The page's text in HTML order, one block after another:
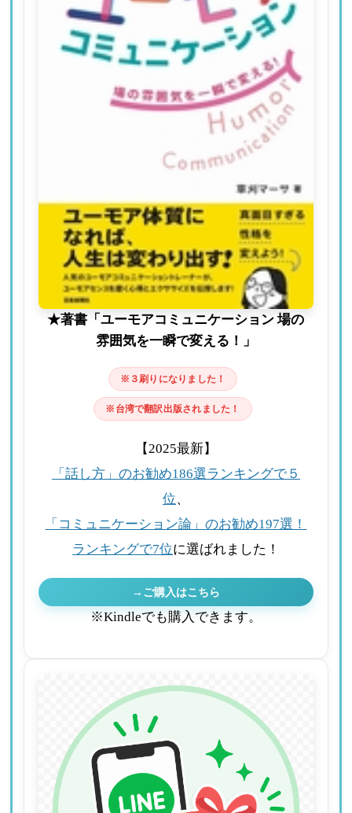
★著書「ユーモアコミュニケーション 場の
雰囲気を一瞬で変える！」
※３刷りになりました！
※台湾で翻訳出版されました！
【2025最新】
「話し方」のお勧め186選ランキングで５
位、
「コミュニケーション論」のお勧め197選！
ランキングで7位に選ばれました！
→ご購入はこちら
※Kindleでも購入できます。